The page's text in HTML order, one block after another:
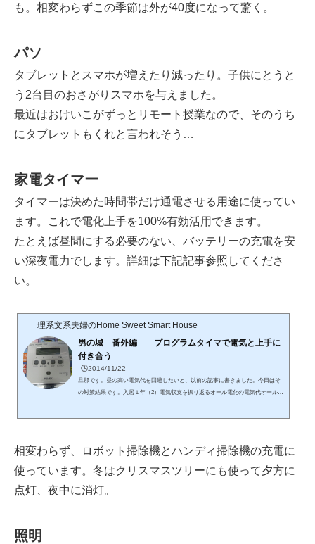
も。相変わらずこの季節は外が40度になって驚く。
パソ
タブレットとスマホが増えたり減ったり。子供にとうと
う2台目のおさがりスマホを与えました。
最近はおけいこがずっとリモート授業なので、そのうち
にタブレットもくれと言われそう…
家電タイマー
タイマーは決めた時間帯だけ通電させる用途に使ってい
ます。これで電化上手を100%有効活用できます。
たとえば昼間にする必要のない、バッテリーの充電を安
い深夜電力でします。詳細は下記記事参照してくださ
い。
理系文系夫婦のHome Sweet Smart House
男の城 番外編 プログラムタイマで電気と上手に
付き合う
🕒️2014/11/22
旦那です。昼の高い電気代を回避したいと、以前の記事に書きました。今日はそ
の対策結果です。入居１年（2）電気収支を振り返るオール電化の電気代オール電
習ったと思いますが、2つの電池を直列に繋ぐと豆電球は明るくなり、並列に...
相変わらず、ロボット掃除機とハンディ掃除機の充電に
使っています。冬はクリスマスツリーにも使って夕方に
点灯、夜中に消灯。
照明